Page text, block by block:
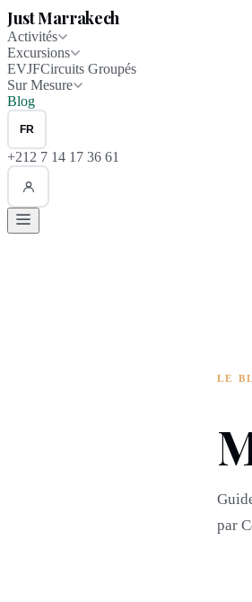
Just Marrakech
Activités
Excursions
EVJFCircuits Groupés
Sur Mesure
Blog
FR
+212 7 14 17 36 61
LE
par